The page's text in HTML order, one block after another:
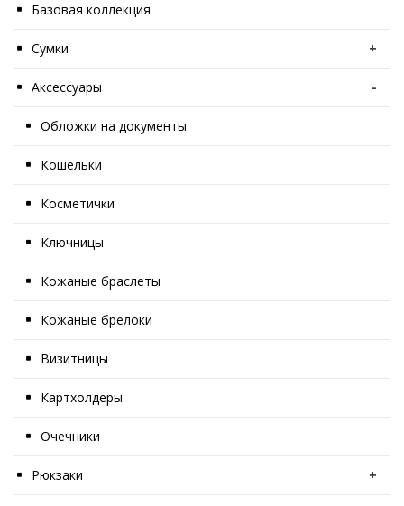
Базовая коллекция
Сумки +
Аксессуары -
Обложки на документы
Кошельки
Косметички
Ключницы
Кожаные браслеты
Кожаные брелоки
Визитницы
Картхолдеры
Очечники
Рюкзаки +